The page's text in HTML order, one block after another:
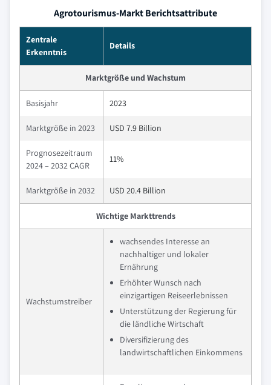
Agrotourismus-Markt Berichtsattribute
Zentrale
Erkenntnis
Details
Marktgröße und Wachstum
Basisjahr 2023
Marktgröße in 2023 USD 7.9 Billion
Prognosezeitraum
2024 – 2032 CAGR
11%
Marktgröße in 2032 USD 20.4 Billion
Wichtige Markttrends
Wachstumstreiber
wachsendes Interesse an
nachhaltiger und lokaler
Ernährung
Erhöhter Wunsch nach
einzigartigen Reiseerlebnissen
Unterstützung der Regierung für
die ländliche Wirtschaft
Diversifizierung des
landwirtschaftlichen Einkommens